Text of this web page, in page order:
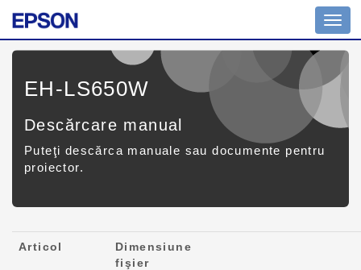
EH-LS650W
Descărcare manual
Puteţi descărca manuale sau documente pentru
proiector.
Articol
Dimensiune
fişier